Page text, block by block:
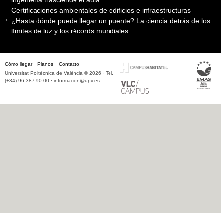
Certificaciones ambientales de edificios e infraestructuras
¿Hasta dónde puede llegar un puente? La ciencia detrás de los
límites de luz y los récords mundiales
Cómo llegar Planos
Contacto
Universitat Politècnica de València © 2026 · Tel.
(+34) 96 387 90 00 · informacion@upv.es